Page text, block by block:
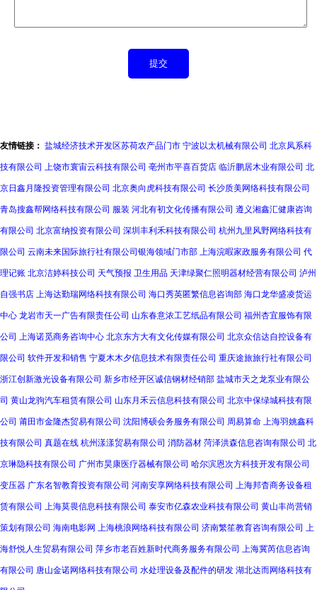
友情链接： 盐城经济技术开发区苏荷农产品门市 宁波以太机械有限公司 北京凤系科
技有限公司 上饶市寰宙云科技有限公司 亳州市平喜百货店 临沂鹏居木业有限公司 北
京日鑫月隆投资管理有限公司 北京奥向虎科技有限公司 长沙质美网络科技有限公司
青岛搜鑫帮网络科技有限公司 服装 河北有初文化传播有限公司 遵义湘鑫汇健康咨询
有限公司 北京富纳投资有限公司 深圳丰利禾科技有限公司 杭州九里风野网络科技有
限公司 云南未来国际旅行社有限公司银海领域门市部 上海浣暇家政服务有限公司 代
理记账 北京洁婷科技公司 天气预报 卫生用品 天津绿聚仁照明器材经营有限公司 泸州
自强书店 上海达勤瑞网络科技有限公司 海口秀英匿繁信息咨询部 海口龙华盛凌货运
中心 龙岩市天一广告有限责任公司 山东春意浓工艺纸品有限公司 福州杏宜服饰有限
公司 上海诺觅商务咨询中心 北京东方大有文化传媒有限公司 北京众信达自控设备有
限公司 软件开发和销售 宁夏木木夕信息技术有限责任公司 重庆途旅旅行社有限公司
浙江创新激光设备有限公司 新乡市经开区诚信钢材经销部 盐城市天之龙泵业有限公
司 黄山龙驹汽车租赁有限公司 山东月禾云信息科技有限公司 北京中保绿城科技有限
公司 莆田市金隆杰贸易有限公司 沈阳博硕会务服务有限公司 周易算命 上海羽姚鑫科
技有限公司 真题在线 杭州漾漾贸易有限公司 消防器材 菏泽洪森信息咨询有限公司 北
京琳隐科技有限公司 广州市昊康医疗器械有限公司 哈尔滨恩次方科技开发有限公司
变压器 广东名智教育投资有限公司 河南安享网络科技有限公司 上海邦杳商务设备租
赁有限公司 上海莫畏信息科技有限公司 泰安市亿森农业科技有限公司 黄山丰尚营销
策划有限公司 海南电影网 上海桃浪网络科技有限公司 济南繁笙教育咨询有限公司 上
海舒悦人生贸易有限公司 萍乡市老百姓新时代商务服务有限公司 上海冀芮信息咨询
有限公司 唐山金诺网络科技有限公司 水处理设备及配件的研发 湖北达而网络科技有